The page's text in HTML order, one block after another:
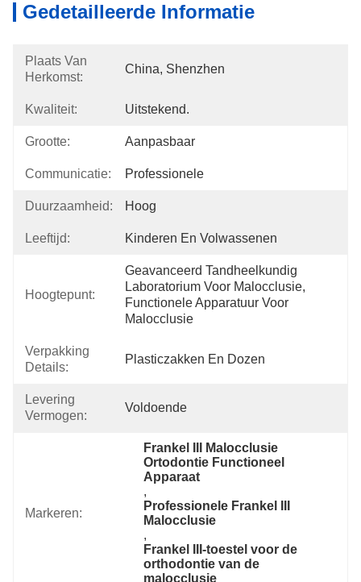
Gedetailleerde Informatie
Plaats Van
Herkomst:
China, Shenzhen
Kwaliteit: Uitstekend.
Grootte: Aanpasbaar
Communicatie: Professionele
Duurzaamheid: Hoog
Leeftijd: Kinderen En Volwassenen
Hoogtepunt:
Geavanceerd Tandheelkundig
Laboratorium Voor Malocclusie,
Functionele Apparatuur Voor
Malocclusie
Verpakking
Details:
Plasticzakken En Dozen
Levering
Vermogen:
Voldoende
Markeren:
Frankel III Malocclusie
Ortodontie Functioneel
Apparaat
,
Professionele Frankel III
Malocclusie
,
Frankel III-toestel voor de
orthodontie van de
malocclusie